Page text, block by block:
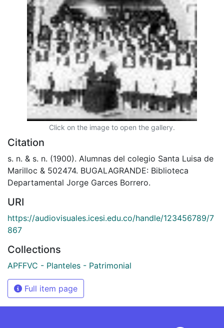
Click on the image to open the gallery.
Citation
s. n. & s. n. (1900). Alumnas del colegio Santa Luisa de
Marilloc & 502474. BUGALAGRANDE: Biblioteca
Departamental Jorge Garces Borrero.
URI
https://audiovisuales.icesi.edu.co/handle/123456789/7
867
Collections
APFFVC - Planteles - Patrimonial
Full item page